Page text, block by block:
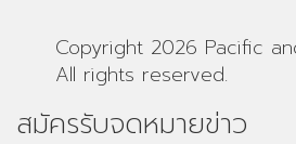
Copyright 2026 Pacific
All rights reserved.
สมัครรับจดหมายข่าว